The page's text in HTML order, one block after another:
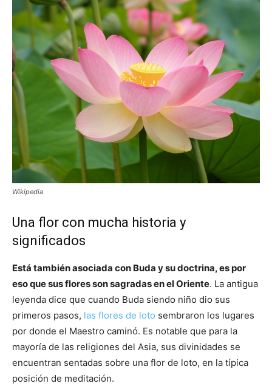
Wikipedia
Una flor con mucha historia y
significados
Está también asociada con Buda y su doctrina, es por
eso que sus flores son sagradas en el Oriente. La antigua
leyenda dice que cuando Buda siendo niño dio sus
primeros pasos, las flores de loto sembraron los lugares
por donde el Maestro caminó. Es notable que para la
mayoría de las religiones del Asia, sus divinidades se
encuentran sentadas sobre una flor de loto, en la típica
posición de meditación.